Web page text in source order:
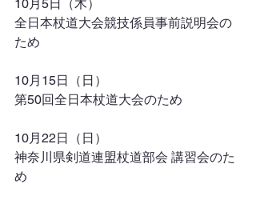
10月5日（木）
全日本杖道大会競技係員事前説明会の
ため
10月15日（日）
第50回全日本杖道大会のため
10月22日（日）
神奈川県剣道連盟杖道部会 講習会のた
め